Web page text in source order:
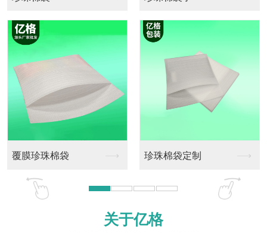
珍珠棉袋定制 珍珠棉卷料定做
关于亿格